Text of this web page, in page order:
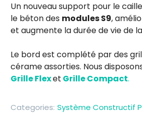
Un nouveau support pour le
le béton des modules S9,
et augmente la durée de vie de
Le bord est complété par des
cérame assorties. Nous
Grille Flexet Grille Compact.
Categories: Système Constructif